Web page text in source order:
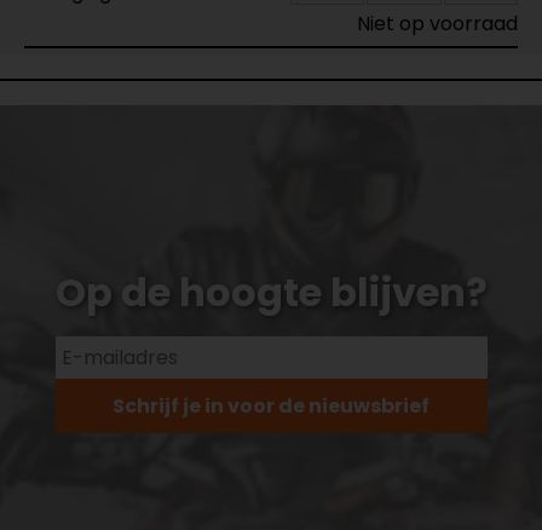
Niet op voorraad
Op de hoogte blijven?
Schrijf je in voor de nieuwsbrief